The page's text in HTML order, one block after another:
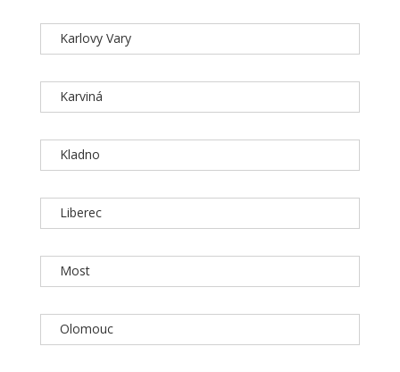
Karlovy Vary
Karviná
Kladno
Liberec
Most
Olomouc